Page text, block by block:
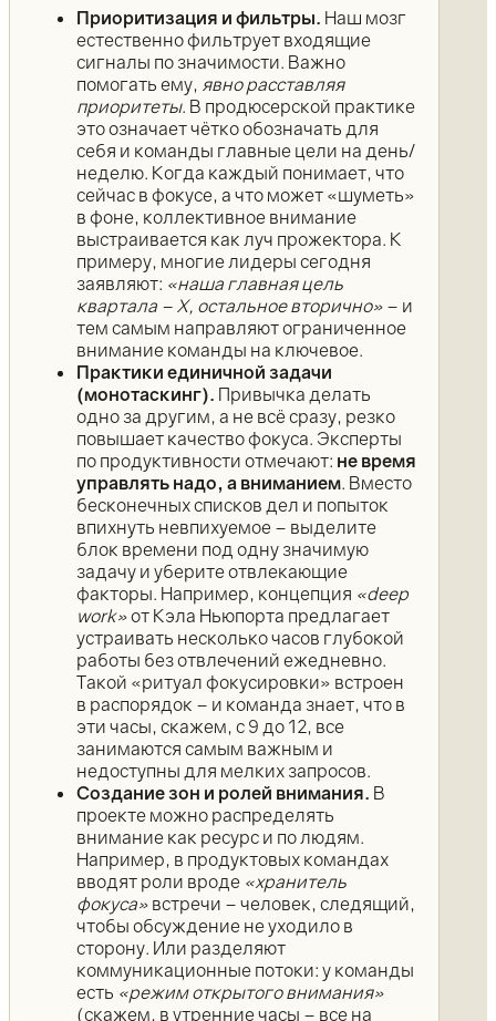
Приоритизация и фильтры. Наш мозг
естественно фильтрует входящие
сигналы по значимости. Важно
помогать ему, явно расставляя
приоритеты. В продюсерской практике
это означает чётко обозначать для
себя и команды главные цели на день/
неделю. Когда каждый понимает, что
сейчас в фокусе, а что может «шуметь»
в фоне, коллективное внимание
выстраивается как луч прожектора. К
примеру, многие лидеры сегодня
заявляют: «наша главная цель
квартала – Х, остальное вторично» – и
тем самым направляют ограниченное
внимание команды на ключевое.
Практики единичной задачи
(монотаскинг). Привычка делать
одно за другим, а не всё сразу, резко
повышает качество фокуса. Эксперты
по продуктивности отмечают: не время
управлять надо, а вниманием. Вместо
бесконечных списков дел и попыток
впихнуть невпихуемое – выделите
блок времени под одну значимую
задачу и уберите отвлекающие
факторы. Например, концепция «deep
work»от Кэла Ньюпорта предлагает
устраивать несколько часов глубокой
работы без отвлечений ежедневно.
Такой «ритуал фокусировки» встроен
в распорядок – и команда знает, что в
эти часы, скажем, с 9 до 12, все
занимаются самым важным и
недоступны для мелких запросов.
Создание зон и ролей внимания. В
проекте можно распределять
внимание как ресурс и по людям.
Например, в продуктовых командах
вводят роли вроде «хранитель
фокуса» встречи – человек, следящий,
чтобы обсуждение не уходило в
сторону. Или разделяют
коммуникационные потоки: у команды
есть «режим открытого внимания»
(скажем, в утренние часы – все на